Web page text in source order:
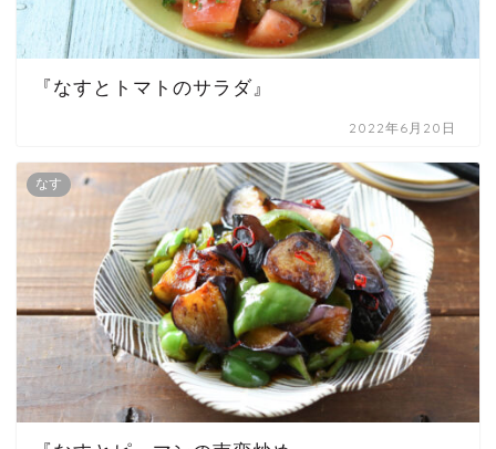
『なすとトマトのサラダ』
2022年6月20日
なす